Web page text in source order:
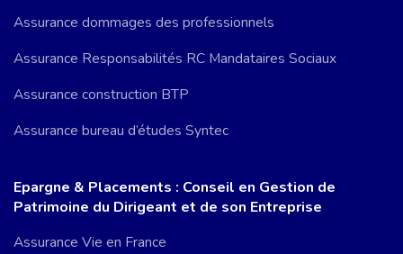
Assurance dommages des professionnels
Assurance Responsabilités RC Mandataires Sociaux
Assurance construction BTP
Assurance bureau d’études Syntec
Epargne & Placements : Conseil en Gestion de
Patrimoine du Dirigeant et de son Entreprise
Assurance Vie en France